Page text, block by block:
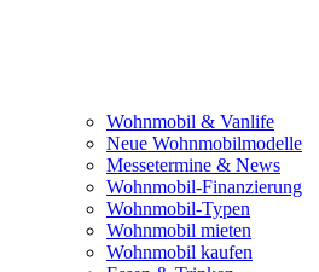
Wohnmobil & Vanlife
Neue Wohnmobilmodelle
Messetermine & News
Wohnmobil-Finanzierung
Wohnmobil-Typen
Wohnmobil mieten
Wohnmobil kaufen